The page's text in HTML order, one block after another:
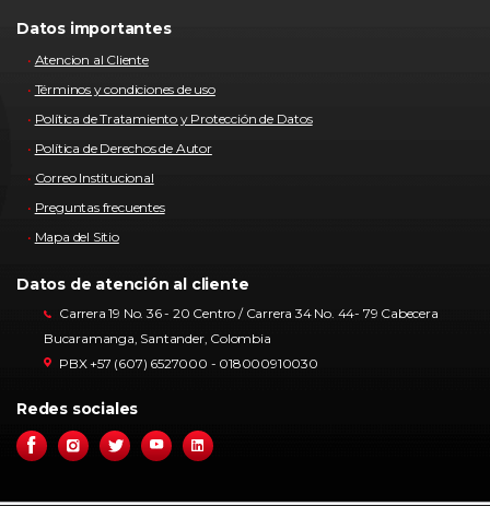
Datos importantes
Atencion al Cliente
Términos y condiciones de uso
Política de Tratamiento y Protección de Datos
Política de Derechos de Autor
Correo Institucional
Preguntas frecuentes
Mapa del Sitio
Datos de atención al cliente
Carrera 19 No. 36 - 20 Centro / Carrera 34 No. 44- 79 Cabecera
Bucaramanga, Santander, Colombia
PBX +57 (607) 6527000 - 018000910030
Redes sociales